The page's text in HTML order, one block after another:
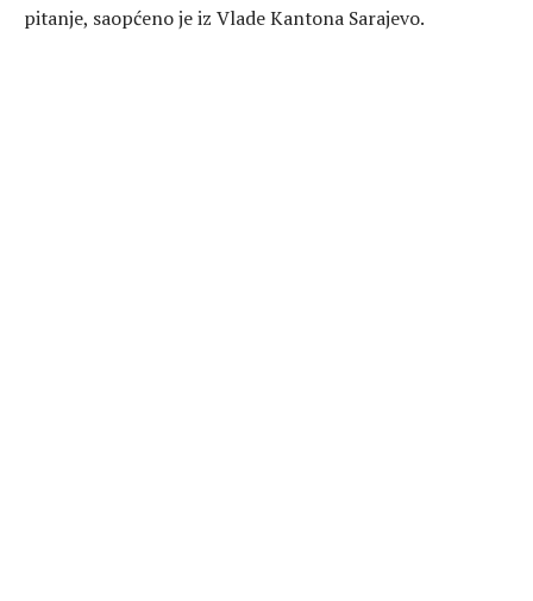
pitanje, saopćeno je iz Vlade Kantona Sarajevo.